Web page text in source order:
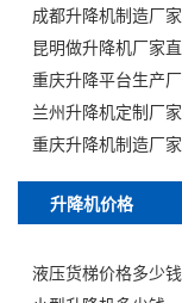
成都升降机制造厂家
昆明做升降机厂家
重庆升降平台生产
兰州升降机定制厂家
重庆升降机制造厂家
升降机价格
液压货梯价格多少钱